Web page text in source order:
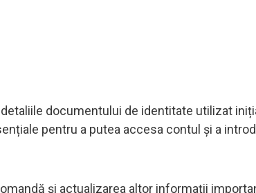
documentului de identitate utilizat
pentru a putea accesa contul și a
și actualizarea altor informații